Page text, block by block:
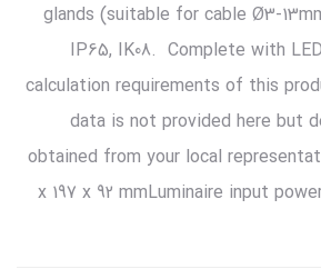
glands (suitable for cable Ø3-
IP65, IK08. Complete with
calculation requirements of this
data is not provided here but
obtained from your local
x 197 x 92 mmLuminaire input